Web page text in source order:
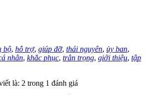
bộ, hỗ trợ, giúp đỡ, thái nguyên, ủy ban,
nhân, khắc phục, trân trọng, giới thiệu, tập
là: 2 trong 1 đánh giá